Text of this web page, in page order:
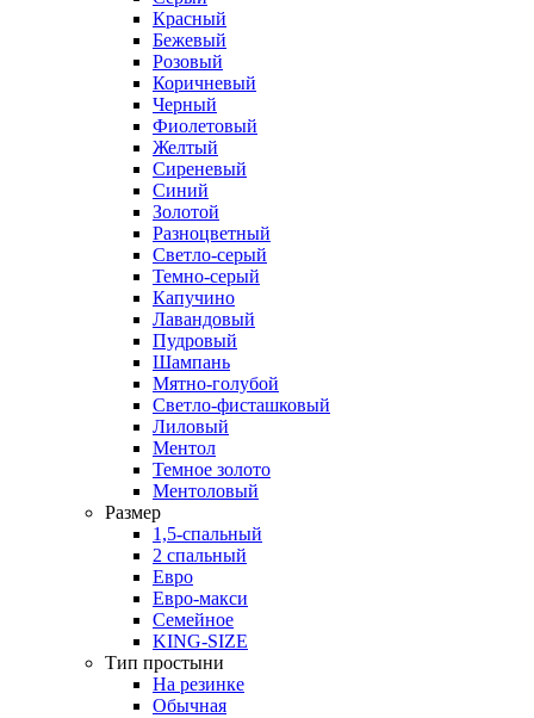
Красный
Бежевый
Розовый
Коричневый
Черный
Фиолетовый
Желтый
Сиреневый
Синий
Золотой
Разноцветный
Светло-серый
Темно-серый
Капучино
Лавандовый
Пудровый
Шампань
Мятно-голубой
Светло-фисташковый
Лиловый
Ментол
Темное золото
Ментоловый
Размер
1,5-спальный
2 спальный
Евро
Евро-макси
Семейное
KING-SIZE
Тип простыни
На резинке
Обычная